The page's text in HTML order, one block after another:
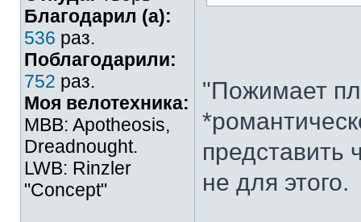
Благодарил (а):
536 раз.
Поблагодарили:
752 раз.
Моя велотехника:
MBB: Apotheosis,
Dreadnought.
LWB: Rinzler
"Concept"
"Пожимает
представить
не для этого.